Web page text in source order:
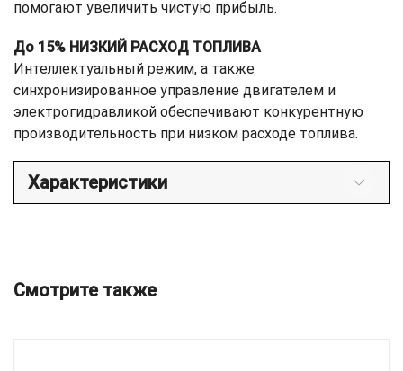
помогают увеличить чистую прибыль.
До 15% НИЗКИЙ РАСХОД ТОПЛИВА
Интеллектуальный режим, а также
синхронизированное управление двигателем и
электрогидравликой обеспечивают конкурентную
производительность при низком расходе топлива.
Характеристики
Смотрите также